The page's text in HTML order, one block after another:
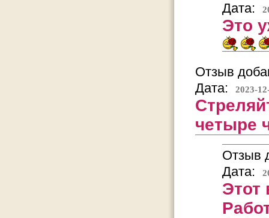
Дата:
Это
Отзыв
Дата:
2023-
четыре
Отзыв
Дата:
Этот